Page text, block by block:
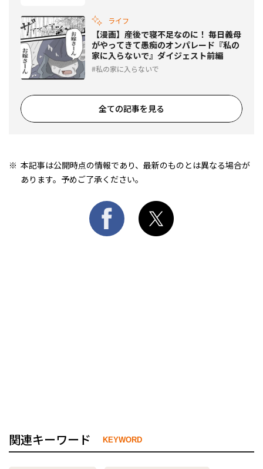
ライフ
【漫画】産後で寝不足なのに！ 毎日義母
がやってきて愚痴のオンパレード『私の
家に入らないで』ダイジェスト前編
私の家に入らないで
全ての記事を見る
本記事は公開時点の情報であり、最新のものとは異なる場合が
あります。予めご了承ください。
関連キーワード KEYWORD